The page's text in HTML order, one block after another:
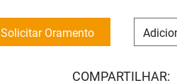
Solicitar Oramento
COMPARTILHAR: